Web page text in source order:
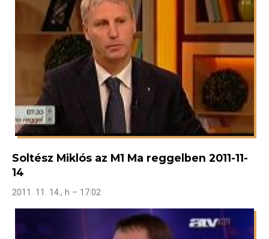
Soltész Miklós az M1 Ma reggelben 2011-11-
14
2011. 11. 14., h – 17:02